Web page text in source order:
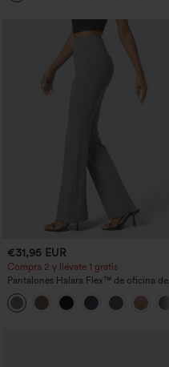
€31,95 EUR
Compra 2 y llévate 1 gratis
Pantalones Halara Flex™ de oficina de
tiro alto ligeramente acampanados con
bolsillos